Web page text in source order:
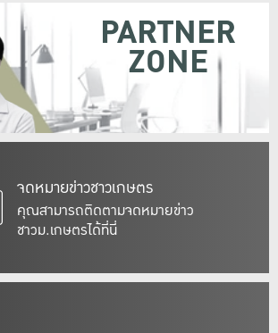
จดหมายข่าวชาวเกษตร
คุณสามารถติดตามจดหมายข่าว
ชาวม.เกษตรได้ที่นี่
PARTNER
ZONE